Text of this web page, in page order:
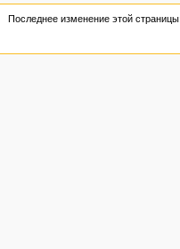
Последнее изменение этой